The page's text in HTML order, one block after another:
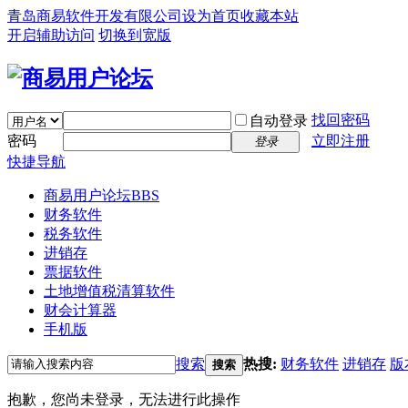
青岛商易软件开发有限公司 设为首页收藏本站
开启辅助访问 切换到宽版
自动登录 找回密码
密码
登录
立即注册
快捷导航
商易用户论坛BBS
财务软件
税务软件
进销存
票据软件
土地增值税清算软件
财会计算器
手机版
搜索 搜索 热搜: 财务软件 进销存 版
抱歉，您尚未登录，无法进行此操作